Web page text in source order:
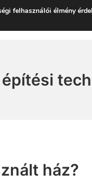
ház?
felhasználói élmény